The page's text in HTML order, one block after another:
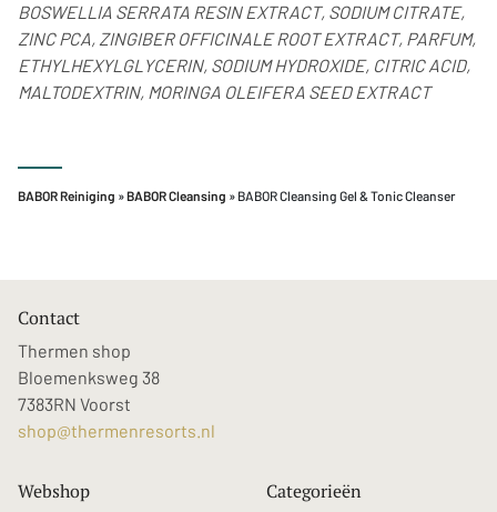
BOSWELLIA SERRATA RESIN EXTRACT, SODIUM CITRATE,
ZINC PCA, ZINGIBER OFFICINALE ROOT EXTRACT, PARFUM,
ETHYLHEXYLGLYCERIN, SODIUM HYDROXIDE, CITRIC ACID,
MALTODEXTRIN, MORINGA OLEIFERA SEED EXTRACT
BABOR Reiniging »BABOR Cleansing » BABOR Cleansing Gel & Tonic Cleanser
Contact
Thermen shop
Bloemenksweg 38
7383RN Voorst
shop@thermenresorts.nl
Webshop Categorieën